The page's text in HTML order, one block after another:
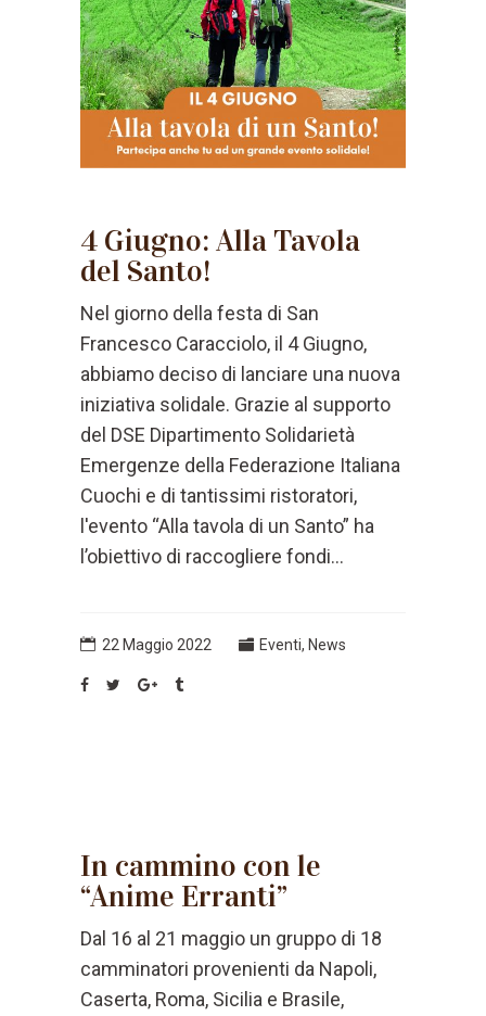
4 Giugno: Alla Tavola
del Santo!
Nel giorno della festa di San
Francesco Caracciolo, il 4 Giugno,
abbiamo deciso di lanciare una nuova
iniziativa solidale. Grazie al supporto
del DSE Dipartimento Solidarietà
Emergenze della Federazione Italiana
Cuochi e di tantissimi ristoratori,
l'evento “Alla tavola di un Santo” ha
l’obiettivo di raccogliere fondi...
22 Maggio 2022 Eventi, News
In cammino con le
“Anime Erranti”
Dal 16 al 21 maggio un gruppo di 18
camminatori provenienti da Napoli,
Caserta, Roma, Sicilia e Brasile,